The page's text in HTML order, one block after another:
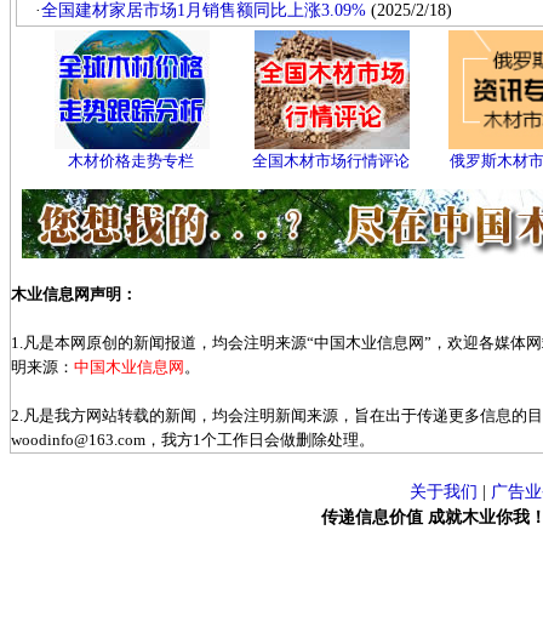
·全国建材家居市场1月销售额同比上涨3.09% (2025/2/18)
木材价格走势专栏 全国木材市场行情评论 俄罗斯木材
木业信息网声明：
1.凡是本网原创的新闻报道，均会注明来源“中国木业信息网”，欢迎各媒体
明来源： 中国木业信息网 。
2.凡是我方网站转载的新闻，均会注明新闻来源，旨在出于传递更多信息的
woodinfo@163.com，我方1个工作日会做删除处理。
关于我们
广告
传递信息价值 成就木业你我